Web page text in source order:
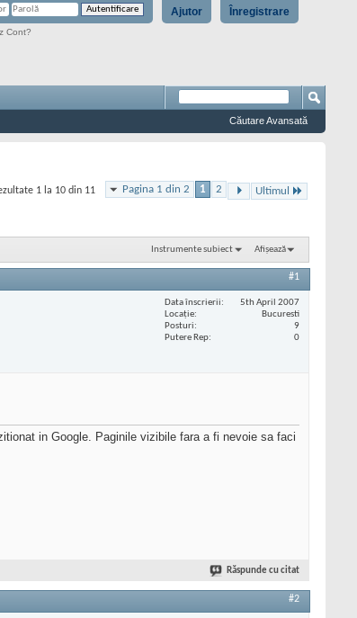
Înregistrare
Ajutor
Cont?
Căutare Avansată
Pagina 1 din 2 1 2 Ultimul
1 la 10 din 11
Instrumente subiect Afișează
#1
Data înscrierii
5th April 2007
Locaţie
Bucuresti
Posturi
9
Putere Rep
0
in Google. Paginile vizibile fara a fi nevoie sa faci
Răspunde cu citat
#2